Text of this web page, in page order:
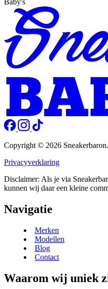
Baby's
Copyright © 2026
Privacyverklaring
Disclaimer: Als je via
kunnen wij daar een kleine
Navigatie
Merken
Modellen
Blog
Contact
Waarom wij uniek